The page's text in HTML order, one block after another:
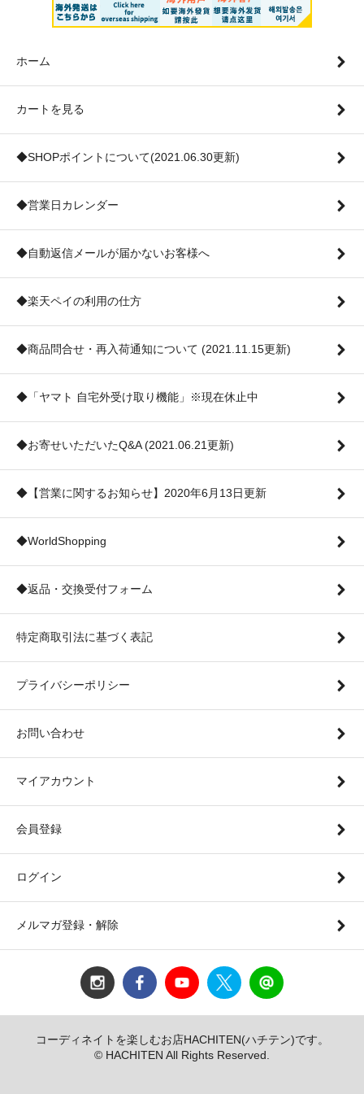
ホーム
カートを見る
◆SHOPポイントについて(2021.06.30更新)
◆営業日カレンダー
◆自動返信メールが届かないお客様へ
◆楽天ペイの利用の仕方
◆商品問合せ・再入荷通知について (2021.11.15更新)
◆「ヤマト 自宅外受け取り機能」※現在休止中
◆お寄せいただいたQ&A (2021.06.21更新)
◆【営業に関するお知らせ】2020年6月13日更新
◆WorldShopping
◆返品・交換受付フォーム
特定商取引法に基づく表記
プライバシーポリシー
お問い合わせ
マイアカウント
会員登録
ログイン
メルマガ登録・解除
コーディネイトを楽しむお店HACHITEN(ハチテン)です。
© HACHITEN All Rights Reserved.